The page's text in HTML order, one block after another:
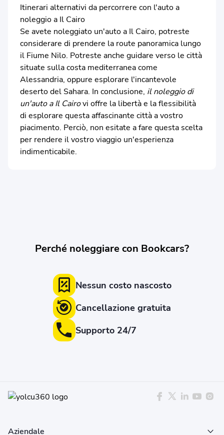
Itinerari alternativi da percorrere con l'auto a
noleggio a Il Cairo
Se avete noleggiato un'auto a Il Cairo, potreste
considerare di prendere la route panoramica lungo
il Fiume Nilo. Potreste anche guidare verso le città
situate sulla costa mediterranea come
Alessandria, oppure esplorare l'incantevole
deserto del Sahara. In conclusione, il noleggio di
un'auto a Il Cairovi offre la libertà e la flessibilità
di esplorare questa affascinante città a vostro
piacimento. Perciò, non esitate a fare questa scelta
per rendere il vostro viaggio un'esperienza
indimenticabile.
Perché noleggiare con Bookcars?
Nessun costo nascosto
Cancellazione gratuita
Supporto 24/7
Aziendale